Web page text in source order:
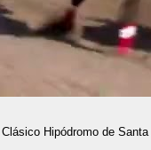
Hipódromo de